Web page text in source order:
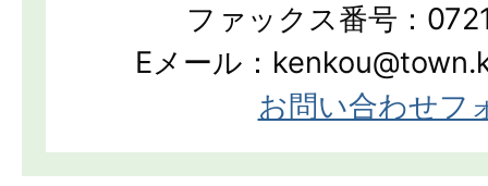
ファックス番号：
Eメール：
お問い合わせフ